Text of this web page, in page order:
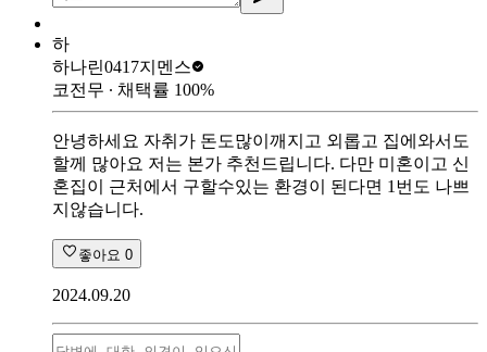
하
하나린0417지멘스
코전무 ∙ 채택률 100%
안녕하세요 자취가 돈도많이깨지고 외롭고 집에와서도
할께 많아요 저는 본가 추천드립니다. 다만 미혼이고 신
혼집이 근처에서 구할수있는 환경이 된다면 1번도 나쁘
지않습니다.
좋아요 0
2024.09.20